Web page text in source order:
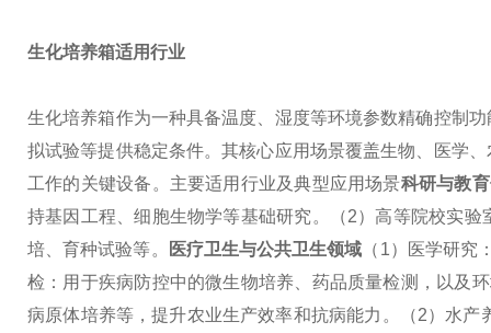
生化培养箱适用行业
生化培养箱作为一种具备温度、湿度等环境参数精确控制
拟试验等提供稳定条件。其核心应用场景覆盖生物、医学
工作的关键设备。 主要适用行业及典型应用场景科研与教
持基因工程、细胞生物学等基础研究。
（2）高等院校实
培、育种试验等。
医疗卫生与公共卫生领域 （1）医学研究
检：用于疾病防控中的微生物培养、药品质量检测，以及
病原体培养等，提升农业生产效率和抗病能力。
（2）水